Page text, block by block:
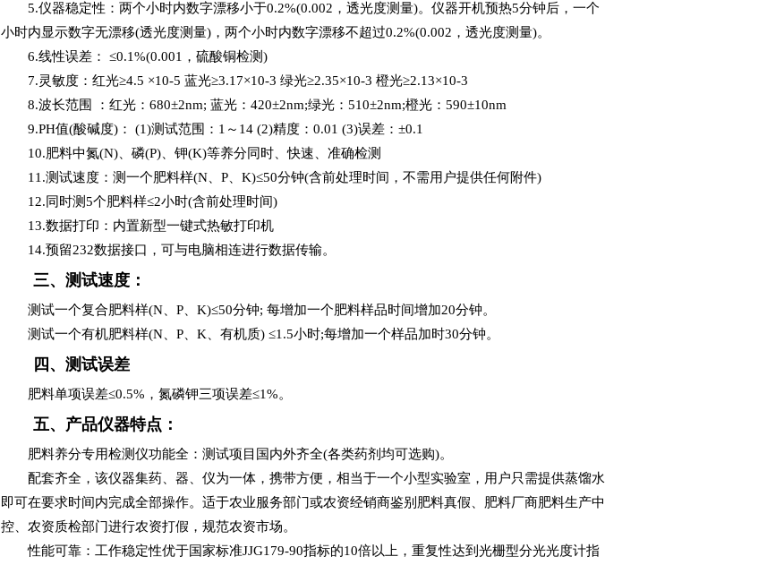
5.仪器稳定性：两个小时内数字漂移小于0.2%(0.002，透光度测量)。仪器开机预热5分钟后，一个
小时内显示数字无漂移(透光度测量)，两个小时内数字漂移不超过0.2%(0.002，透光度测量)。
6.线性误差： ≤0.1%(0.001，硫酸铜检测)
7.灵敏度：红光≥4.5 ×10-5 蓝光≥3.17×10-3 绿光≥2.35×10-3 橙光≥2.13×10-3
8.波长范围 ：红光：680±2nm; 蓝光：420±2nm;绿光：510±2nm;橙光：590±10nm
9.PH值(酸碱度)： (1)测试范围：1～14 (2)精度：0.01 (3)误差：±0.1
10.肥料中氮(N)、磷(P)、钾(K)等养分同时、快速、准确检测
11.测试速度：测一个肥料样(N、P、K)≤50分钟(含前处理时间，不需用户提供任何附件)
12.同时测5个肥料样≤2小时(含前处理时间)
13.数据打印：内置新型一键式热敏打印机
14.预留232数据接口，可与电脑相连进行数据传输。
三、测试速度：
测试一个复合肥料样(N、P、K)≤50分钟; 每增加一个肥料样品时间增加20分钟。
测试一个有机肥料样(N、P、K、有机质) ≤1.5小时;每增加一个样品加时30分钟。
四、测试误差
肥料单项误差≤0.5%，氮磷钾三项误差≤1%。
五、产品仪器特点：
肥料养分专用检测仪功能全：测试项目国内外齐全(各类药剂均可选购)。
配套齐全，该仪器集药、器、仪为一体，携带方便，相当于一个小型实验室，用户只需提供蒸馏水
即可在要求时间内完成全部操作。适于农业服务部门或农资经销商鉴别肥料真假、肥料厂商肥料生产中
控、农资质检部门进行农资打假，规范农资市场。
性能可靠：工作稳定性优于国家标准JJG179-90指标的10倍以上，重复性达到光栅型分光光度计指